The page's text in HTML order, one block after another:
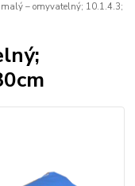
malý – omyvatelný; 10.1.4.3;